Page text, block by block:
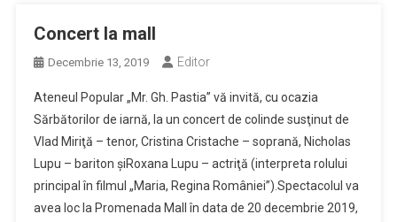
Concert la mall
Decembrie 13, 2019 Editor
Ateneul Popular „Mr. Gh. Pastia” vă invită, cu ocazia
Sărbătorilor de iarnă, la un concert de colinde susţinut de
Vlad Miriţă – tenor, Cristina Cristache – soprană, Nicholas
Lupu – bariton şiRoxana Lupu – actriţă (interpreta rolului
principal în filmul „Maria, Regina României”).Spectacolul va
avea loc la Promenada Mall în data de 20 decembrie 2019,